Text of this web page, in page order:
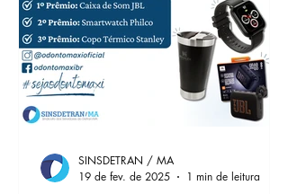
SINSDETRAN / MA
19 de fev. de 2025
1 min de leitura